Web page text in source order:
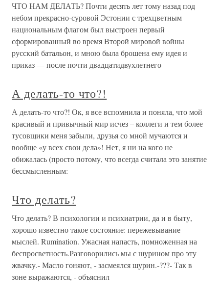
ЧТО НАМ ДЕЛАТЬ? Почти десять лет тому назад под
небом прекрасно-суровой Эстонии с трехцветным
национальным флагом был выстроен первый
сформированный во время Второй мировой войны
русский батальон, и мною была брошена ему идея и
приказ — после почти двадцатидвухлетнего
А делать-то что?!
А делать-то что?! Ок, я все вспомнила и поняла, что мой
красивый и привычный мир исчез – коллеги и тем более
тусовщики меня забыли, друзья со мной мучаются и
вообще «у всех свои дела»! Нет, я ни на кого не
обижалась (просто потому, что всегда считала это занятие
бессмысленным:
Что делать?
Что делать? В психологии и психиатрии, да и в быту,
хорошо известно такое состояние: пережевывание
мыслей. Rumination. Ужасная напасть, помноженная на
беспросветность.Разговорились мы с шурином про эту
жвачку.- Масло гоняют, - засмеялся шурин.-???- Так в
зоне выражаются, - объяснил